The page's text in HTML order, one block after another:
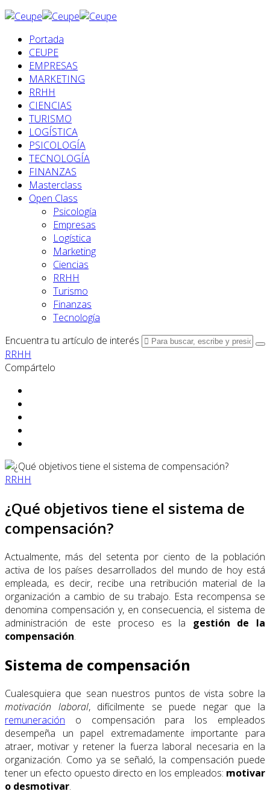
Portada
CEUPE
EMPRESAS
MARKETING
RRHH
CIENCIAS
TURISMO
LOGÍSTICA
PSICOLOGÍA
TECNOLOGÍA
FINANZAS
Masterclass
Open Class
Psicología
Empresas
Logística
Marketing
Ciencias
RRHH
Turismo
Finanzas
Tecnología
Encuentra tu artículo de interés
RRHH
Compártelo
RRHH
¿Qué objetivos tiene el sistema de
compensación?
Actualmente, más del setenta por ciento de la población
activa de los países desarrollados del mundo de hoy está
empleada, es decir, recibe una retribución material de la
organización a cambio de su trabajo. Esta recompensa se
denomina compensación y, en consecuencia, el sistema de
administración de este proceso es la gestión de la
compensación.
Sistema de compensación
Cualesquiera que sean nuestros puntos de vista sobre la
motivación laboral, difícilmente se puede negar que la
remuneración o compensación para los empleados
desempeña un papel extremadamente importante para
atraer, motivar y retener la fuerza laboral necesaria en la
organización. Como ya se señaló, la compensación puede
tener un efecto opuesto directo en los empleados: motivar
o desmotivar.